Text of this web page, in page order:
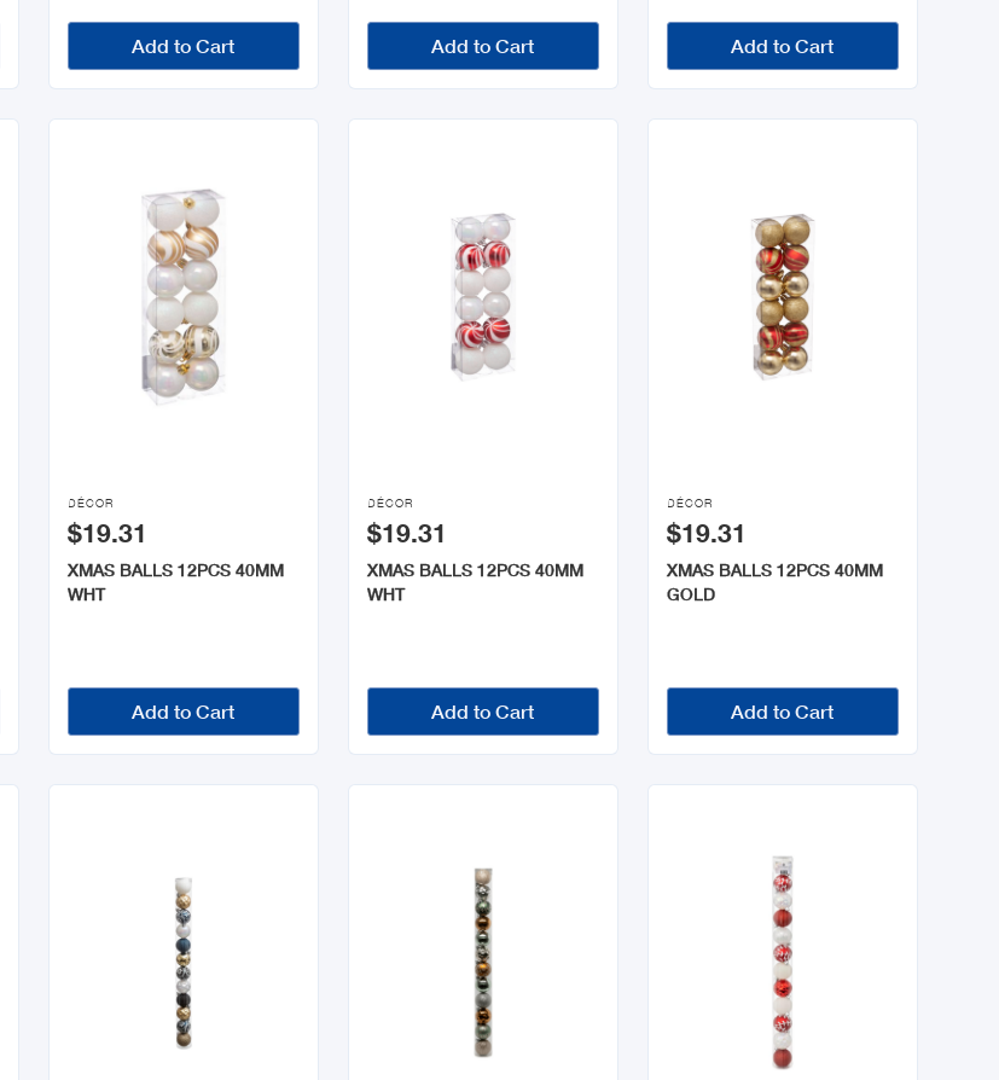
Add to Cart Add to Cart Add to Cart

DÉCOR
$19.31
XMAS BALLS 12PCS 40MM
WHT
Add to Cart

DÉCOR
$19.31
XMAS BALLS 12PCS 40MM
WHT
Add to Cart

DÉCOR
$19.31
XMAS BALLS 12PCS 40MM
GOLD
Add to Cart